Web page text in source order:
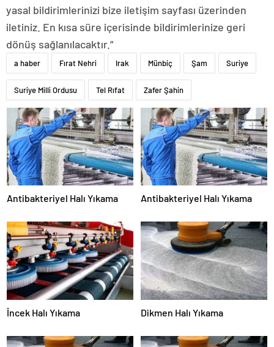
yasal bildirimlerinizi bize iletişim sayfası üzerinden
iletiniz. En kısa süre içerisinde bildirimlerinize geri
dönüş sağlanılacaktır.”
a haber Fırat Nehri Irak Münbiç Şam Suriye
Suriye Milli Ordusu Tel Rıfat Zafer Şahin
Antibakteriyel Halı Yıkama Antibakteriyel Halı Yıkama
İncek Halı Yıkama Dikmen Halı Yıkama